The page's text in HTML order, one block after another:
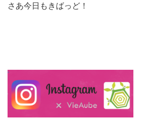
さあ今日もきばっど！